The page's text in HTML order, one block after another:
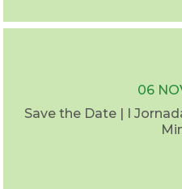
06
Save the Date | I